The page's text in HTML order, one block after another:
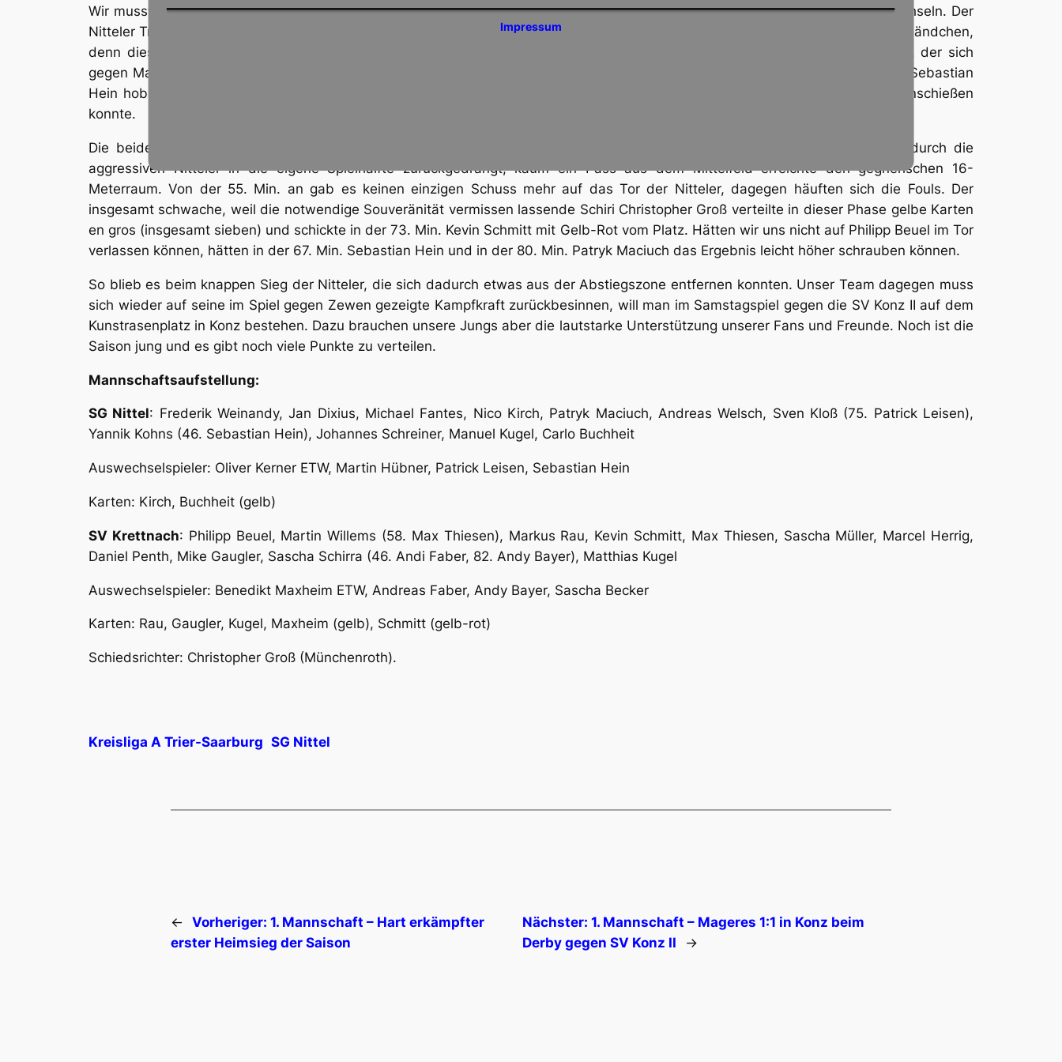
Impressum
Wir mussten zur Pause den mehrfach gefoulten Sascha Schirra, der ein gutes Spiel gemacht hatte, gegen Andi Faber auswechseln. Der
Nitteler Trainer wechselte dagegen seinen glücklosen Sohn Yannik gegen Sebastian Hein aus und bewies damit ein glückliches Händchen,
denn dieser Spieler entwickelte sofort einen starken Tordrang. In der 52. Min. passte Manuel Kugel auf Johannes Schreiner, der sich
gegen Martin Willems durchsetzte, quer zu Matthias Kugel passte – und es stand 1:1. Unser Anstoß wurde sofort abgefangen, Sebastian
Hein hob den Ball in den Fünfmeterraum, wo sich zwei Verteidiger nicht einig waren, sodass Johannes Schreiner zum 2:1 einschießen
konnte.
Die beiden Tore innerhalb einer Minute lähmten unsere Spieler derart, dass jeglicher Spielfluss verloren ging. Man wurde durch die
aggressiven Nitteler in die eigene Spielhälfte zurückgedrängt, kaum ein Pass aus dem Mittelfeld erreichte den gegnerischen 16-
Meterraum. Von der 55. Min. an gab es keinen einzigen Schuss mehr auf das Tor der Nitteler, dagegen häuften sich die Fouls. Der
insgesamt schwache, weil die notwendige Souveränität vermissen lassende Schiri Christopher Groß verteilte in dieser Phase gelbe Karten
en gros (insgesamt sieben) und schickte in der 73. Min. Kevin Schmitt mit Gelb-Rot vom Platz. Hätten wir uns nicht auf Philipp Beuel im Tor
verlassen können, hätten in der 67. Min. Sebastian Hein und in der 80. Min. Patryk Maciuch das Ergebnis leicht höher schrauben können.
So blieb es beim knappen Sieg der Nitteler, die sich dadurch etwas aus der Abstiegszone entfernen konnten. Unser Team dagegen muss
sich wieder auf seine im Spiel gegen Zewen gezeigte Kampfkraft zurückbesinnen, will man im Samstagspiel gegen die SV Konz II auf dem
Kunstrasenplatz in Konz bestehen. Dazu brauchen unsere Jungs aber die lautstarke Unterstützung unserer Fans und Freunde. Noch ist die
Saison jung und es gibt noch viele Punkte zu verteilen.
Mannschaftsaufstellung:
SG Nittel: Frederik Weinandy, Jan Dixius, Michael Fantes, Nico Kirch, Patryk Maciuch, Andreas Welsch, Sven Kloß (75. Patrick Leisen),
Yannik Kohns (46. Sebastian Hein), Johannes Schreiner, Manuel Kugel, Carlo Buchheit
Auswechselspieler: Oliver Kerner ETW, Martin Hübner, Patrick Leisen, Sebastian Hein
Karten: Kirch, Buchheit (gelb)
SV Krettnach: Philipp Beuel, Martin Willems (58. Max Thiesen), Markus Rau, Kevin Schmitt, Max Thiesen, Sascha Müller, Marcel Herrig,
Daniel Penth, Mike Gaugler, Sascha Schirra (46. Andi Faber, 82. Andy Bayer), Matthias Kugel
Auswechselspieler: Benedikt Maxheim ETW, Andreas Faber, Andy Bayer, Sascha Becker
Karten: Rau, Gaugler, Kugel, Maxheim (gelb), Schmitt (gelb-rot)
Schiedsrichter: Christopher Groß (Münchenroth).
Kreisliga A Trier-Saarburg SG Nittel
← Vorheriger: 1. Mannschaft – Hart erkämpfter
erster Heimsieg der Saison
Nächster:1. Mannschaft – Mageres 1:1 in Konz beim
Derby gegen SV Konz II
→